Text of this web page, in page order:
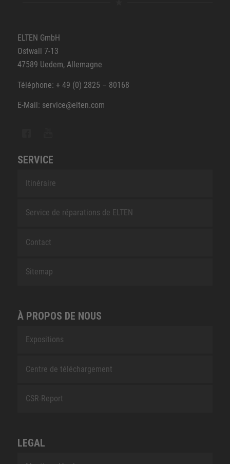
ELTEN GmbH
Ostwall 7-13
47589 Uedem, Allemagne
Téléphone: + 49 (0) 2825 – 80168
E-Mail: service@elten.com
SERVICE
Itinéraire
Service de réparations de ELTEN
Contact
Sitemap
À PROPOS DE NOUS
Expositions
Centre de téléchargement
CSR-Report
LEGAL